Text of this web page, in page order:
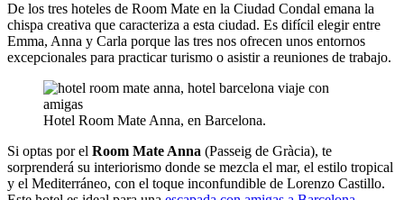
De los tres hoteles de Room Mate en la Ciudad Condal emana la
chispa creativa que caracteriza a esta ciudad. Es difícil elegir entre
Emma, Anna y Carla porque las tres nos ofrecen unos entornos
excepcionales para practicar turismo o asistir a reuniones de trabajo.
Hotel Room Mate Anna, en Barcelona.
Si optas por el Room Mate Anna (Passeig de Gràcia), te
sorprenderá su interiorismo donde se mezcla el mar, el estilo tropical
y el Mediterráneo, con el toque inconfundible de Lorenzo Castillo.